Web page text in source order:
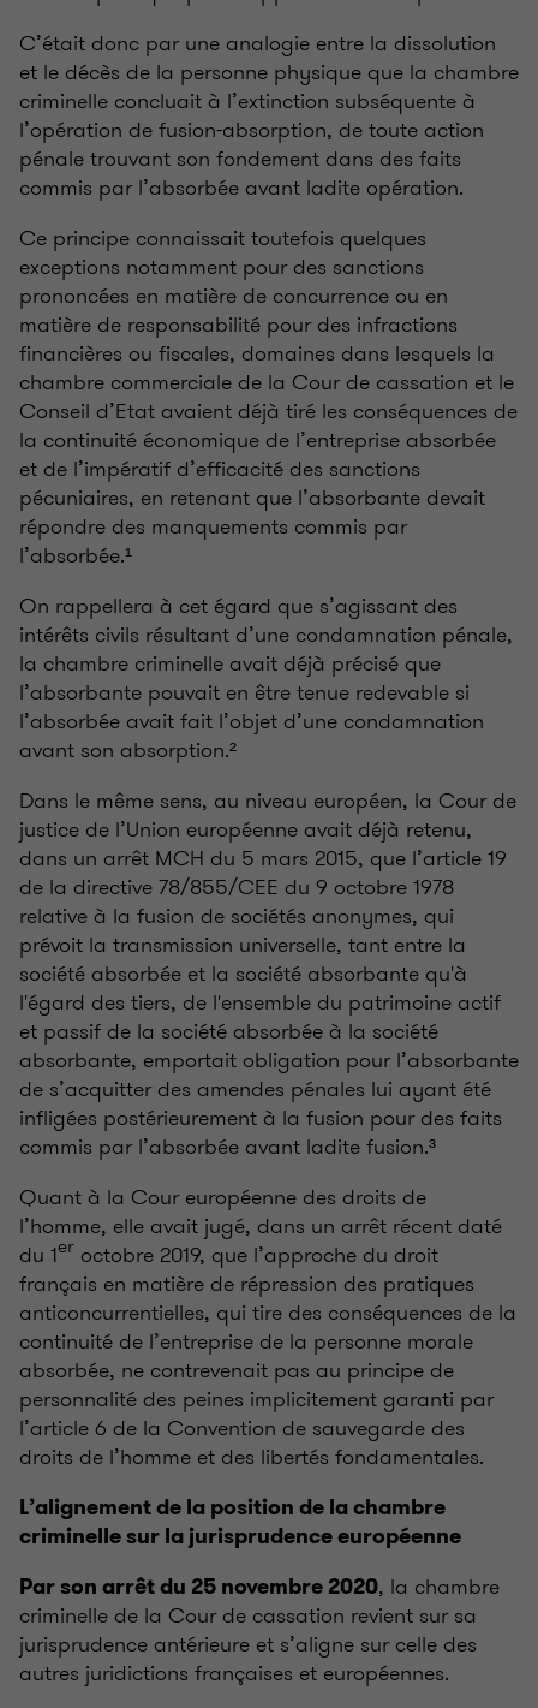
C’était donc par une analogie entre la dissolution
et le décès de la personne physique que la chambre
criminelle concluait à l’extinction subséquente à
l’opération de fusion-absorption, de toute action
pénale trouvant son fondement dans des faits
commis par l’absorbée avant ladite opération.
Ce principe connaissait toutefois quelques
exceptions notamment pour des sanctions
prononcées en matière de concurrence ou en
matière de responsabilité pour des infractions
financières ou fiscales, domaines dans lesquels la
chambre commerciale de la Cour de cassation et le
Conseil d’Etat avaient déjà tiré les conséquences de
la continuité économique de l’entreprise absorbée
et de l’impératif d’efficacité des sanctions
pécuniaires, en retenant que l’absorbante devait
répondre des manquements commis par
l’absorbée.¹
On rappellera à cet égard que s’agissant des
intérêts civils résultant d’une condamnation pénale,
la chambre criminelle avait déjà précisé que
l’absorbante pouvait en être tenue redevable si
l’absorbée avait fait l’objet d’une condamnation
avant son absorption.²
Dans le même sens, au niveau européen, la Cour de
justice de l’Union européenne avait déjà retenu,
dans un arrêt MCH du 5 mars 2015, que l’article 19
de la directive 78/855/CEE du 9 octobre 1978
relative à la fusion de sociétés anonymes, qui
prévoit la transmission universelle, tant entre la
société absorbée et la société absorbante qu'à
l'égard des tiers, de l'ensemble du patrimoine actif
et passif de la société absorbée à la société
absorbante, emportait obligation pour l’absorbante
de s’acquitter des amendes pénales lui ayant été
infligées postérieurement à la fusion pour des faits
commis par l’absorbée avant ladite fusion.³
Quant à la Cour européenne des droits de
l’homme, elle avait jugé, dans un arrêt récent daté
du 1er octobre 2019, que l’approche du droit
français en matière de répression des pratiques
anticoncurrentielles, qui tire des conséquences de la
continuité de l’entreprise de la personne morale
absorbée, ne contrevenait pas au principe de
personnalité des peines implicitement garanti par
l’article 6 de la Convention de sauvegarde des
droits de l’homme et des libertés fondamentales.
L’alignement de la position de la chambre
criminelle sur la jurisprudence européenne
Par son arrêt du 25 novembre 2020, la chambre
criminelle de la Cour de cassation revient sur sa
jurisprudence antérieure et s’aligne sur celle des
autres juridictions françaises et européennes.